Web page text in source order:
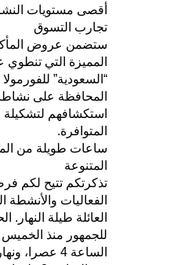
أقصى مستويات
تجارب التسوق
ستضمن عروض
المميزة التي تنطوي
“السعودية”
المحافظة على
استكشافهم لتشكيلة
المتوافرة.
ساعات طويلة من
المتنوعة
تذكرتكم تتيح لكم
الفعاليات
العائلة طيلة النهار.